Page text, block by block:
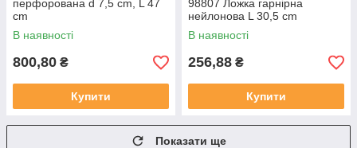
перфорована d 7,5 cm, L 47
cm
В наявності
800,80 ₴
Купити
98807 Ложка гарнірна
нейлонова L 30,5 cm
В наявності
256,88 ₴
Купити
Показати ще